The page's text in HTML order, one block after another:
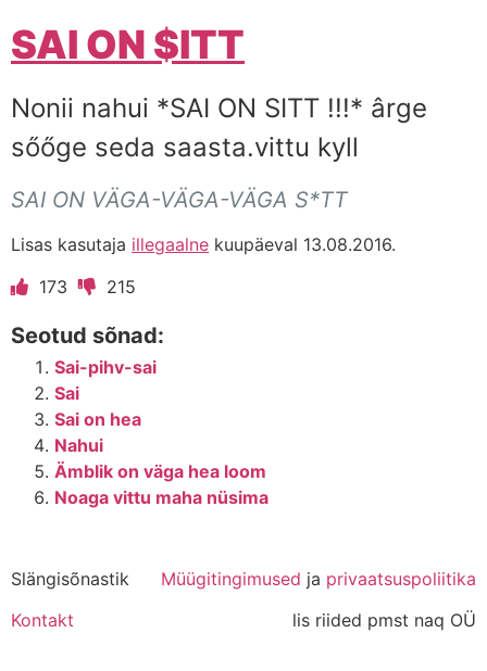
SAI ON $ITT
Nonii nahui *SAI ON SITT !!!* ârge
sőőge seda saasta.vittu kyll
SAI ON VÄGA-VÄGA-VÄGA S*TT
Lisas kasutaja illegaalne kuupäeval 13.08.2016.
173
215
Seotud sõnad:
Sai-pihv-sai
Sai
Sai on hea
Nahui
Ämblik on väga hea loom
Noaga vittu maha nüsima
Slängisõnastik Müügitingimused ja privaatsuspoliitika
Kontakt
lis riided pmst naq OÜ